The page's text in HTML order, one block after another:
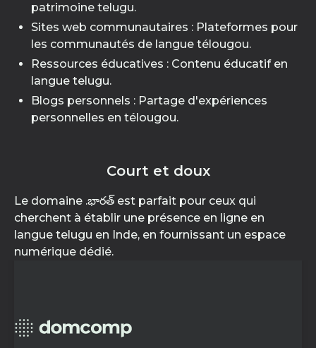
patrimoine telugu.
Sites web communautaires : Plateformes pour
les communautés de langue télougou.
Ressources éducatives : Contenu éducatif en
langue telugu.
Blogs personnels : Partage d'expériences
personnelles en télougou.
Court et doux
Le domaine .భారత్ est parfait pour ceux qui
cherchent à établir une présence en ligne en
langue telugu en Inde, en fournissant un espace
numérique dédié.